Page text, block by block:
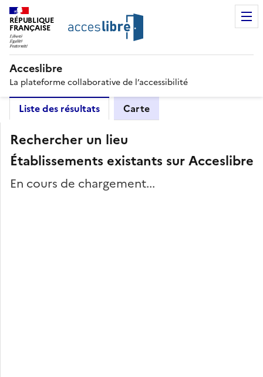
RÉPUBLIQUE
FRANÇAISE
Acceslibre
La plateforme collaborative de l’accessibilité
Liste des résultats Carte
Rechercher un lieu
Établissements existants sur Acceslibre
En cours de chargement...